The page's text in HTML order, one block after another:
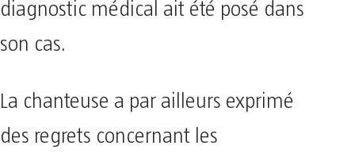
diagnostic médical ait été posé dans
son cas.
La chanteuse a par ailleurs exprimé
des regrets concernant les